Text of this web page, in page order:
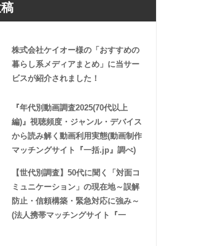
株式会社ケイオー様の「おすすめの
暮らし系メディアまとめ」に当サー
ビスが紹介されました！
『年代別動画調査2025(70代以上
編)』視聴頻度・ジャンル・デバイス
から読み解く動画利用実態(動画制作
マッチングサイト『一括.jp』調べ)
【世代別調査】50代に聞く「対面コ
ミュニケーション」の現在地～誤解
防止・信頼構築・緊急対応に強み～
(法人携帯マッチングサイト『一